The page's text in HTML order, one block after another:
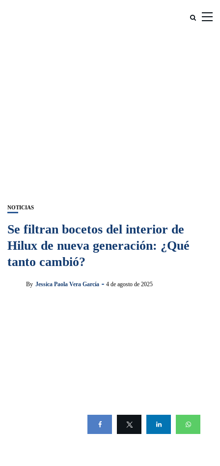
NOTICIAS
Se filtran bocetos del interior de
Hilux de nueva generación: ¿Qué
tanto cambió?
By Jessica Paola Vera García 4 de agosto de 2025